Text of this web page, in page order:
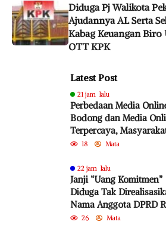
Diduga Pj Walikota
Ajudannya AL Serta
Kabag Keuangan
OTT KPK
Latest Post
21 jam lalu
Perbedaan Media
Bodong dan Media
Terpercaya,
Diminta Lebih Cermat
18 Mata
22 jam lalu
Janji “Uang Komitmen”
Diduga Tak
Nama Anggota DPRD
dari PKB Jadi Sorotan
26 Mata